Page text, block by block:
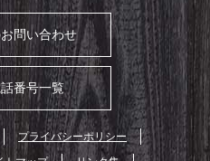
問い合わせ
番号一覧
プライバシーポリシー